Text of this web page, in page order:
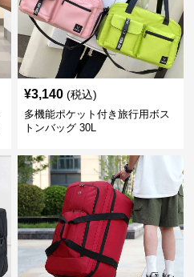
¥3,140 (税込)
多機能ポケット付き旅行用ボス
トンバッグ 30L